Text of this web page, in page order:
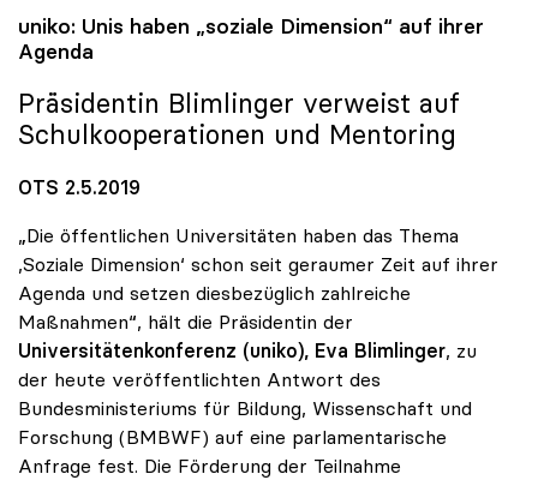
uniko: Unis haben „soziale Dimension“ auf ihrer
Agenda
Präsidentin Blimlinger verweist auf
Schulkooperationen und Mentoring
OTS 2.5.2019
„Die öffentlichen Universitäten haben das Thema
,Soziale Dimension‘ schon seit geraumer Zeit auf ihrer
Agenda und setzen diesbezüglich zahlreiche
Maßnahmen“, hält die Präsidentin der
Universitätenkonferenz (uniko), Eva Blimlinger, zu
der heute veröffentlichten Antwort des
Bundesministeriums für Bildung, Wissenschaft und
Forschung (BMBWF) auf eine parlamentarische
Anfrage fest. Die Förderung der Teilnahme